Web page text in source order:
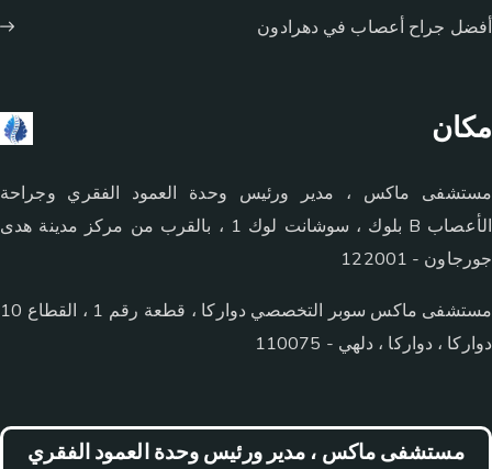
أفضل جراح أعصاب في دهرادون
مكان
مستشفى ماكس ، مدير ورئيس وحدة العمود الفقري وجراحة
الأعصاب B بلوك ، سوشانت لوك 1 ، بالقرب من مركز مدينة هدى
جورجاون - 122001
مستشفى ماكس سوبر التخصصي دواركا ، قطعة رقم 1 ، القطاع 10
دواركا ، دواركا ، دلهي - 110075
مستشفى ماكس ، مدير ورئيس وحدة العمود الفقري